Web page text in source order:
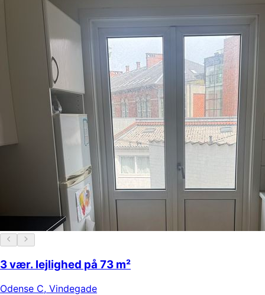
3 vær. lejlighed på 73 m²
Odense C, Vindegade